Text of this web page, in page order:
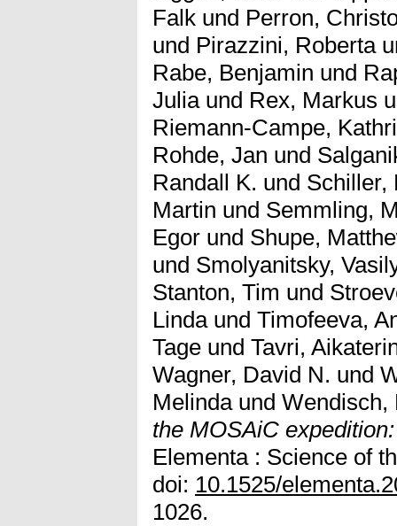
Falk und Perron,
und Pirazzini, Roberta
Rabe, Benjamin und
Juliaund Rex, Markus
Riemann-Campe,
Rohde, Jan und
Randall K. und Schiller,
Martin und Semmling,
Egor und Shupe,
und Smolyanitsky,
Stanton, Tim und
Lindaund Timofeeva,
Tage und Tavri,
Wagner, David N. und
Melindaund Wendisch,
the MOSAiC
Elementa : Science of
doi: 10.1525/
1026.